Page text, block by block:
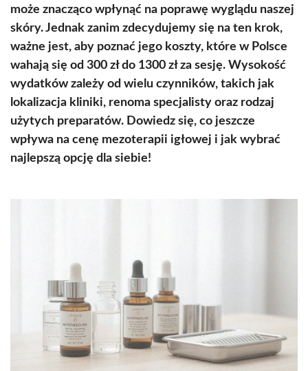
może znacząco wpłynąć na poprawę wyglądu naszej
skóry. Jednak zanim zdecydujemy się na ten krok,
ważne jest, aby poznać jego koszty, które w Polsce
wahają się od 300 zł do 1300 zł za sesję. Wysokość
wydatków zależy od wielu czynników, takich jak
lokalizacja kliniki, renoma specjalisty oraz rodzaj
użytych preparatów. Dowiedz się, co jeszcze
wpływa na cenę mezoterapii igłowej i jak wybrać
najlepszą opcję dla siebie!